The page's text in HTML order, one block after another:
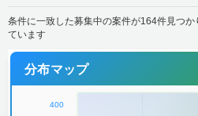
条件に一致した募集中の案件が164件見つ
ています
分布マップ
400